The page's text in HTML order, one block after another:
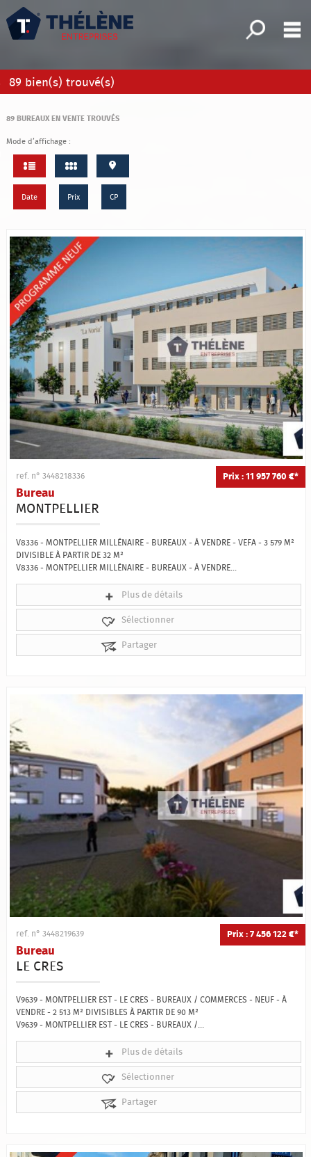
Affiner la
Bureaux
d'activité/Entrepôts
Terrains
Mes sélections 0
Accueil
Qui sommes-nous ?
Estimation
Contact
89 bien(s) trouvé(s)
89 BUREAUX EN VENTE TROUVÉS
Mode d’affichage :
Date Prix CP
Prix : 11 957 760 €*
ref. n° 3448218336
Bureau
MONTPELLIER
V8336 - MONTPELLIER MILLÉNAIRE - BUREAUX - À VENDRE - VEFA - 3 579 M²
DIVISIBLE À PARTIR DE 32 M²
V8336 - MONTPELLIER MILLÉNAIRE - BUREAUX - À VENDRE...
Plus de détails
Sélectionner
Partager
Prix : 7 456 122 €*
ref. n° 3448219639
Bureau
LE CRES
V9639 - MONTPELLIER EST - LE CRES - BUREAUX / COMMERCES - NEUF - À
VENDRE - 2 513 M² DIVISIBLES À PARTIR DE 90 M²
V9639 - MONTPELLIER EST - LE CRES - BUREAUX /...
Plus de détails
Sélectionner
Partager